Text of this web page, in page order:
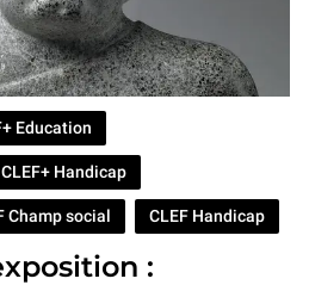
:
Education
CLEF+ Handicap
Champ social CLEF Handicap